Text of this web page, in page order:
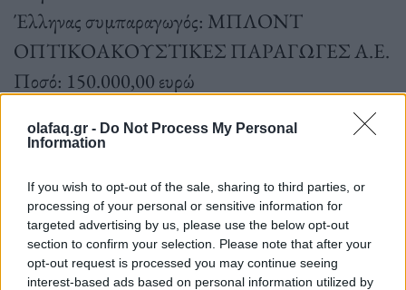
olafaq.gr - Do Not Process My Personal
Information
If you wish to opt-out of the sale, sharing to third parties, or
processing of your personal or sensitive information for
targeted advertising by us, please use the below opt-out
section to confirm your selection. Please note that after your
opt-out request is processed you may continue seeing
interest-based ads based on personal information utilized by
Έλληνας συμπαραγωγός: ΜΠΛΟΝΤ
ΟΠΤΙΚΟΑΚΟΥΣΤΙΚΕΣ ΠΑΡΑΓΩΓΕΣ Α.Ε.
Ποσό: 150.000,00 ευρώ
Y (μυθοπλασία, μεγάλου μήκους)
Σενάριο: MARIA PAPISTASU, ALEXANDRU
BACIU